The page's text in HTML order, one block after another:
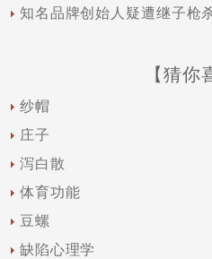
知名品牌创始人疑遭继子枪
【猜你
纱帽
庄子
泻白散
体育功能
豆螺
缺陷心理学